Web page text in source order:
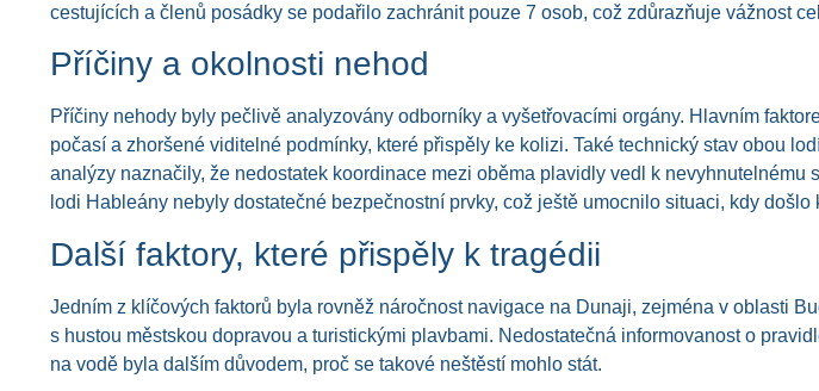
cestujících a členů posádky se podařilo zachránit pouze 7 osob, což zdůrazňuje vážnost
Příčiny a okolnosti nehod
Příčiny nehody byly pečlivě analyzovány odborníky a vyšetřovacími orgány. Hlavním
počasí a zhoršené viditelné podmínky, které přispěly ke kolizi. Také technický stav obou
analýzy naznačily, že nedostatek koordinace mezi oběma plavidly vedl k nevyhnutelnému
lodi Hableány nebyly dostatečné bezpečnostní prvky, což ještě umocnilo situaci, kdy došlo
Další faktory, které přispěly k tragédii
Jedním z klíčových faktorů byla rovněž náročnost navigace na Dunaji, zejména v oblasti
s hustou městskou dopravou a turistickými plavbami. Nedostatečná informovanost o
na vodě byla dalším důvodem, proč se takové neštěstí mohlo stát.